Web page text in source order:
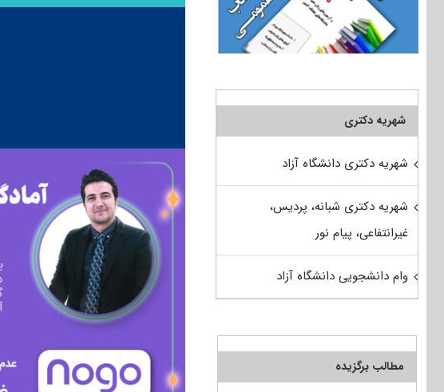
شهریه دکتری
شهریه دکتری دانشگاه آزاد
شهریه دکتری شبانه، پردیس،
غیرانتفاعی، پیام نور
وام دانشجویی دانشگاه آزاد
مطالب برگزیده